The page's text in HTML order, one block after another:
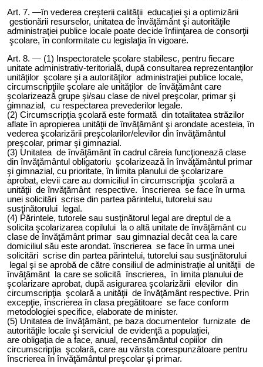
Art. 7. —în vederea creşterii calităţii educaţiei şi a optimizării
gestionării resurselor, unitatea de învăţământ şi autorităţile
administraţiei publice locale poate decide înfiinţarea de consorţii
şcolare, în conformitate cu legislaţia în vigoare.
Art. 8. — (1) Inspectoratele şcolare stabilesc, pentru fiecare
unitate administrativ-teritorială, după consultarea reprezentanţilor
unităţilor şcolare şi a autorităţilor administraţiei publice locale,
circumscripţiile şcolare ale unităţilor de învăţământ care
şcolarizează grupe şi/sau clase de nivel preşcolar, primar şi
gimnazial, cu respectarea prevederilor legale.
(2) Circumscripţia şcolară este formată din totalitatea străzilor
aflate în apropierea unităţii de învăţământ şi arondate acesteia, în
vederea şcolarizării preşcolarilor/elevilor din învăţământul
preşcolar, primar şi gimnazial.
(3) Unitatea de învăţământ în cadrul căreia funcţionează clase
din învăţământul obligatoriu şcolarizează în învăţământul primar
şi gimnazial, cu prioritate, în limita planului de şcolarizare
aprobat, elevii care au domiciliul în circumscripţia şcolară a
unităţii de învăţământ respective. înscrierea se face în urma
unei solicitări scrise din partea părintelui, tutorelui sau
susţinătorului legal.
(4) Părintele, tutorele sau susţinătorul legal are dreptul de a
solicita şcolarizarea copilului la o altă unitate de învăţământ cu
clase de învăţământ primar sau gimnazial decât cea la care
domiciliul său este arondat. înscrierea se face în urma unei
solicitări scrise din partea părintelui, tutorelui sau susţinătorului
legal şi se aprobă de către consiliul de administraţie al unităţii de
învăţământ la care se solicită înscrierea, în limita planului de
şcolarizare aprobat, după asigurarea şcolarizării elevilor din
circumscripţia şcolară a unităţii de învăţământ respective. Prin
excepţie, înscrierea în clasa pregătitoare se face conform
metodologiei specifice, elaborate de minister.
(5) Unitatea de învăţământ, pe baza documentelor furnizate de
autorităţile locale şi serviciul de evidenţă a populaţiei,
are obligaţia de a face, anual, recensământul copiilor din
circumscripţia şcolară, care au vârsta corespunzătoare pentru
înscrierea în învăţământul preşcolar şi primar.